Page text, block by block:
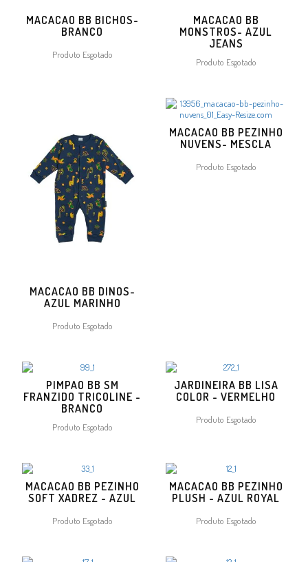
MACACAO BB BICHOS-
BRANCO
Produto Esgotado
MACACAO BB
MONSTROS- AZUL
JEANS
Produto Esgotado
MACACAO BB DINOS-
AZUL MARINHO
Produto Esgotado
MACACAO BB PEZINHO
NUVENS- MESCLA
Produto Esgotado
PIMPAO BB SM
FRANZIDO TRICOLINE -
BRANCO
Produto Esgotado
JARDINEIRA BB LISA
COLOR - VERMELHO
Produto Esgotado
MACACAO BB PEZINHO
SOFT XADREZ - AZUL
Produto Esgotado
MACACAO BB PEZINHO
PLUSH - AZUL ROYAL
Produto Esgotado